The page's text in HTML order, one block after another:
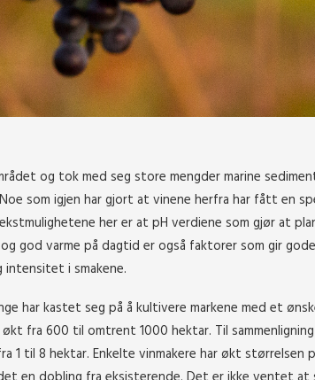
og tok med seg store mengder marine
som igjen har gjort at vinene herfra har fått en
her er at pH verdiene som gjør at
god varme på dagtid er også faktorer som gir
i smakene.
har kastet seg på å kultivere markene med et
fra 600 til omtrent 1000 hektar. Til
til 8 hektar. Enkelte vinmakere har økt størrelsen